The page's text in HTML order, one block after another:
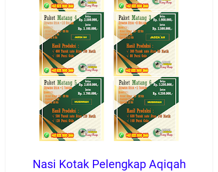
Nasi Kotak Pelengkap Aqiqah